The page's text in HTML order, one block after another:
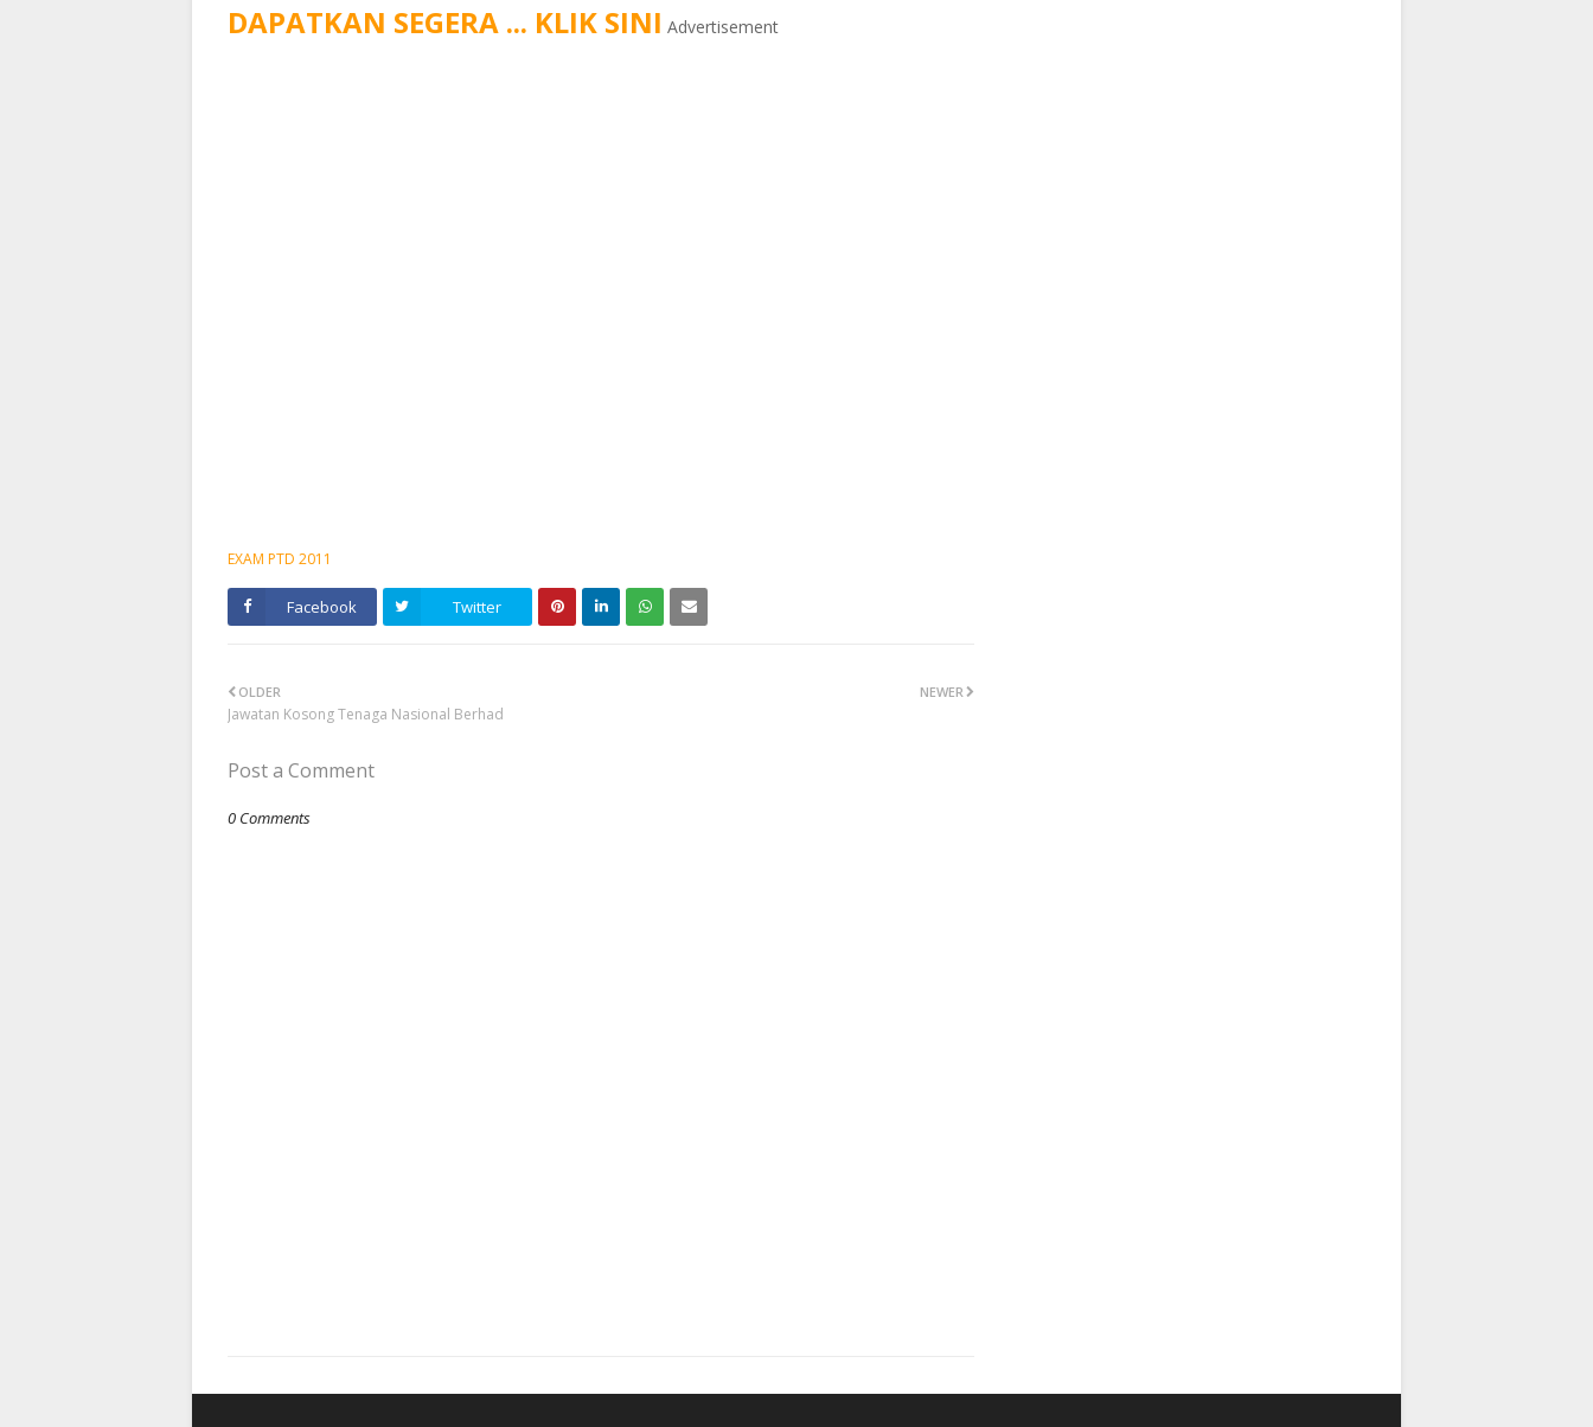
DAPATKAN SEGERA ... KLIK SINI Advertisement
EXAM PTD 2011
Facebook Twitter
NEWER
OLDER
Jawatan Kosong Tenaga Nasional Berhad
Post a Comment
0 Comments